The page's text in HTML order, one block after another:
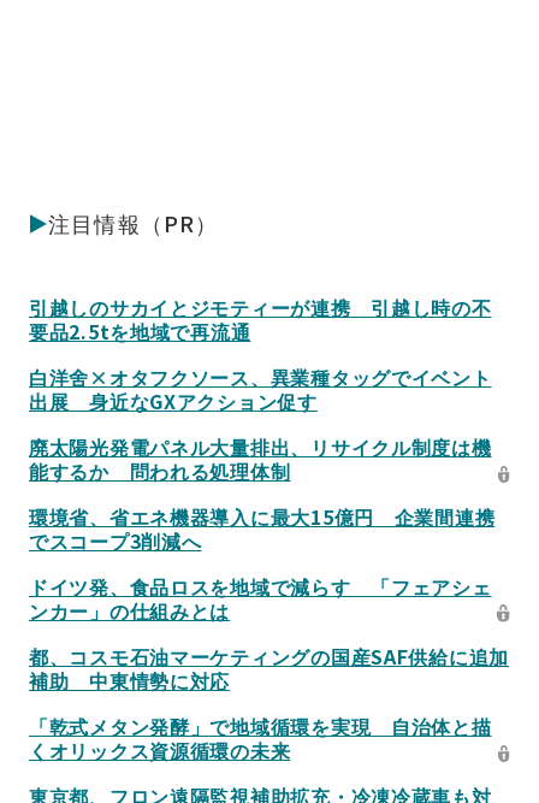
注目情報（PR）
引越しのサカイとジモティーが連携 引越し時の不
要品2.5tを地域で再流通
白洋舍×オタフクソース、異業種タッグでイベント
出展 身近なGXアクション促す
廃太陽光発電パネル大量排出、リサイクル制度は機
能するか 問われる処理体制
環境省、省エネ機器導入に最大15億円 企業間連携
でスコープ3削減へ
ドイツ発、食品ロスを地域で減らす 「フェアシェ
ンカー」の仕組みとは
都、コスモ石油マーケティングの国産SAF供給に追加
補助 中東情勢に対応
「乾式メタン発酵」で地域循環を実現 自治体と描
くオリックス資源循環の未来
東京都、フロン遠隔監視補助拡充・冷凍冷蔵車も対